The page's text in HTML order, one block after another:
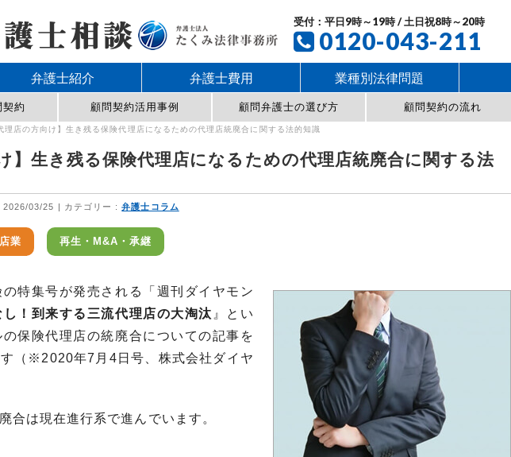
受付：平日9時～19時 / 土日祝8時～20時
0120-043-211
弁護士紹介 弁護士費用 業種別法律問題
契約 顧問契約活用事例 顧問弁護士の選び方 顧問契約の流れ
理店の方向け】生き残る保険代理店になるための代理店統廃合に関する法的知識
】生き残る保険代理店になるための代理店統廃合に関する法
2026/03/25 カテゴリー :弁護士コラム
業 再生・M&A・承継
特集号が発売される「週刊ダイヤモン
し！到来する三流代理店の大淘汰 』とい
保険代理店の統廃合についての記事を
（※2020年7月4日号、株式会社ダイヤ
合は現在進行系で進んでいます。